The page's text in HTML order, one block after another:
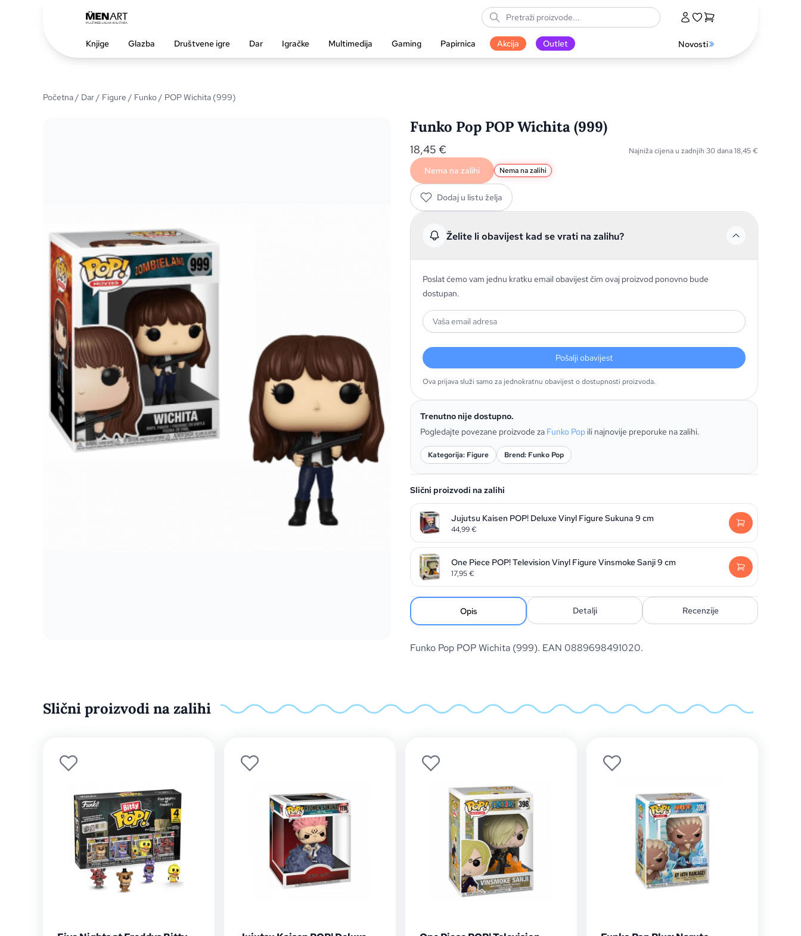
Knjige Glazba Društvene igre Dar Igračke Multimedija Gaming Papirnica Akcija Outlet Novosti
Početna/ Dar/ Figure / Funko/ POP Wichita (999)
Funko Pop POP Wichita (999)
18,45 € Najniža cijena u zadnjih 30 dana18,45€
Nema na zalihi Nema na zalihi
Dodaj u listu želja
Želite li obavijest kad se vrati na zalihu?
Poslat ćemo vam jednu kratku email obavijest čim ovaj proizvod ponovno bude
dostupan.
Pošalji obavijest
Ova prijava služi samo za jednokratnu obavijest o dostupnosti proizvoda.
Trenutno nije dostupno.
Pogledajte povezane proizvode za Funko Pop ili najnovije preporuke na zalihi.
Kategorija: Figure Brend: Funko Pop
Slični proizvodi na zalihi
Jujutsu Kaisen POP! Deluxe Vinyl Figure Sukuna 9 cm
44,99€
One Piece POP! Television Vinyl Figure Vinsmoke Sanji 9 cm
17,95€
Opis Detalji Recenzije
Funko Pop POP Wichita (999). EAN 0889698491020.
Slični proizvodi na zalihi